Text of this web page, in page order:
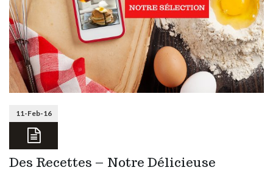
11-Feb-16
Des Recettes – Notre Délicieuse